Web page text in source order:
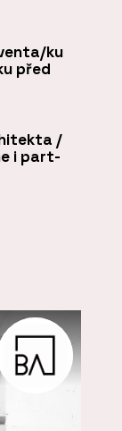
ku
před
/
i part-